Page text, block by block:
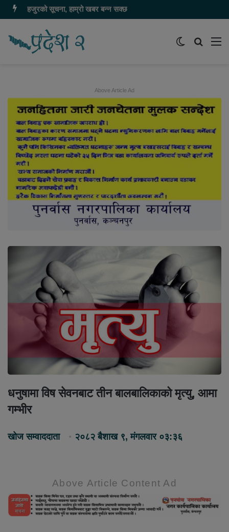
हजुरको सूचना, हाम्रो खबर बन्न सक्छ
समाचार
Switch
Above Article Ad
धनुषामा विष सेवनबाट तीन बालबालिकाको मृत्यु, आमा
गम्भीर
खोज सम्वाददाता २०८२ बैशाख ९, मंगलवार ०३:३६
Above Article Content Ad